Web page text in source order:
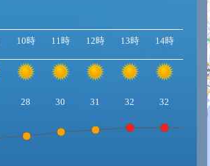
10時 11時 12時 13時 14時 15時
28 30 31 32 32